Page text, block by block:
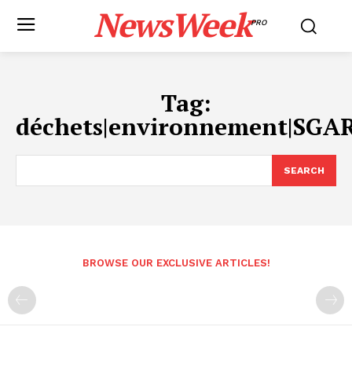
NewsWeekPRO
Tag:
SEARCH
BROWSE OUR EXCLUSIVE ARTICLES!